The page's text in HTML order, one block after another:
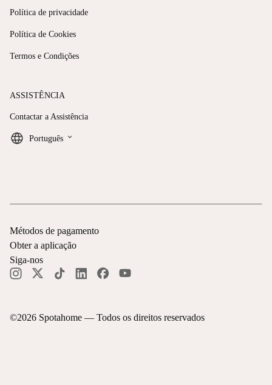
Política de privacidade
Política de Cookies
Termos e Condições
ASSISTÊNCIA
Contactar a Assistência
Português keyboard_arrow_down
©2026 Spotahome — Todos os direitos reservados
Métodos de pagamento
Obter a aplicação
Siga-nos